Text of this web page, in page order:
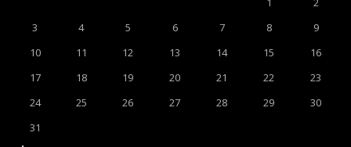
3
4 5 6 7 8
9
10
11 12 13 14 15
16
17
18 19 20 21 22
23
24
25 26 27 28 29
30
31